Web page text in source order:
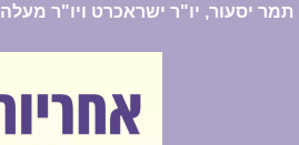
תמר יסעור, יו"ר ישראכרט ויו"ר מעלה